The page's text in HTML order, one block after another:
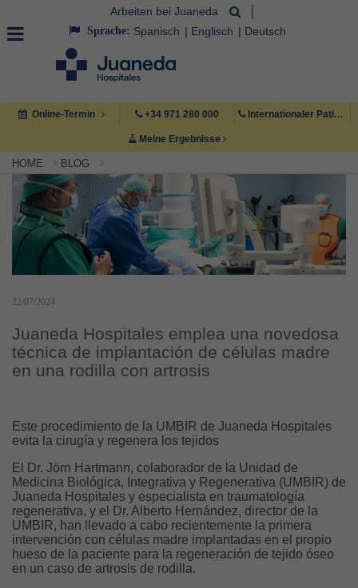
Arbeiten bei Juaneda
Sprache: Spanisch Englisch Deutsch
Online-Termin +34 971 280 000 Internationaler Patient +34 971 222 222
Meine Ergebnisse
HOME BLOG
22/07/2024
Juaneda Hospitales emplea una novedosa
técnica de implantación de células madre
en una rodilla con artrosis
Este procedimiento de la UMBIR de Juaneda Hospitales
evita la cirugía y regenera los tejidos
El Dr. Jörn Hartmann, colaborador de la Unidad de
Medicina Biológica, Integrativa y Regenerativa (UMBIR) de
Juaneda Hospitales y especialista en traumatología
regenerativa, y el Dr. Alberto Hernández, director de la
UMBIR, han llevado a cabo recientemente la primera
intervención con células madre implantadas en el propio
hueso de la paciente para la regeneración de tejido óseo
en un caso de artrosis de rodilla.